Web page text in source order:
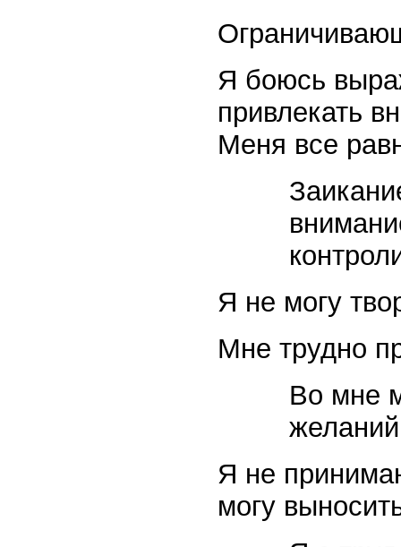
Я боюсь
привлекать
Меня все
Я не могу
Мне трудно
Во мне
Я не
могу